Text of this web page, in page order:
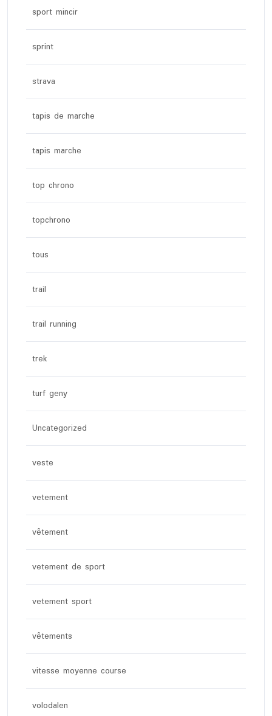
sport mincir
sprint
strava
tapis de marche
tapis marche
top chrono
topchrono
tous
trail
trail running
trek
turf geny
Uncategorized
veste
vetement
vêtement
vetement de sport
vetement sport
vêtements
vitesse moyenne course
volodalen